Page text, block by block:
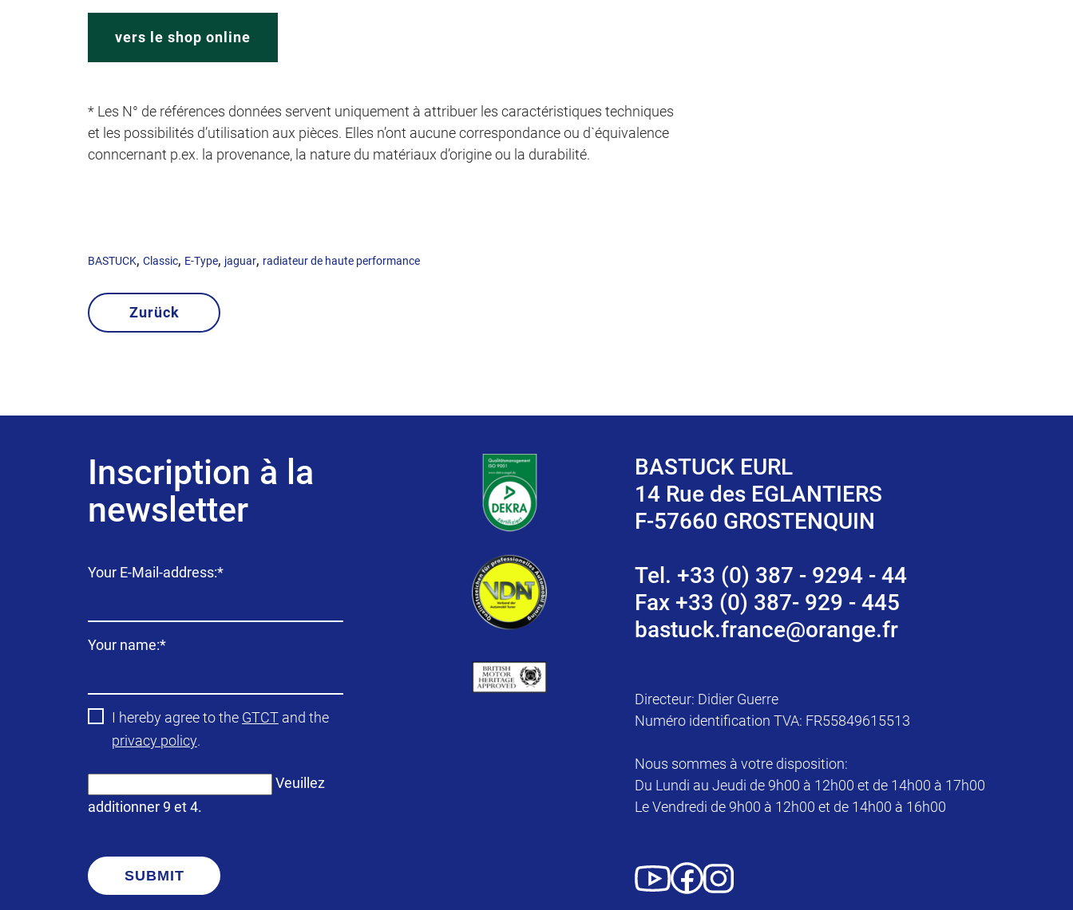
vers le shop online
* Les N° de références données servent uniquement à attribuer les caractéristiques techniques
et les possibilités d’utilisation aux pièces. Elles n’ont aucune correspondance ou d`équivalence
conncernant p.ex. la provenance, la nature du matériaux d’origine ou la durabilité.
BASTUCK, Classic, E-Type, jaguar, radiateur de haute performance
Zurück
Inscription à la
newsletter
Champ
Your E-Mail-address:*
Champ
Your name:*
I hereby agree to the GTCT and the
privacy policy.
Veuillez
additionner 9 et 4.
SUBMIT
BASTUCK EURL
14 Rue des EGLANTIERS
F-57660 GROSTENQUIN
Tel. +33 (0) 387 - 9294 - 44
Fax +33 (0) 387- 929 - 445
bastuck.france@orange.fr
Directeur: Didier Guerre
Numéro identification TVA: FR55849615513
Nous sommes à votre disposition:
Du Lundi au Jeudi de 9h00 à 12h00 et de 14h00 à 17h00
Le Vendredi de 9h00 à 12h00 et de 14h00 à 16h00